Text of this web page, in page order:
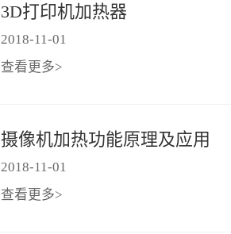
3D打印机加热器
2018-11-01
查看更多>
摄像机加热功能原理及应用
2018-11-01
查看更多>